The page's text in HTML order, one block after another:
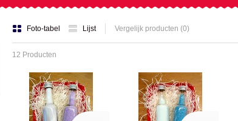
Foto-tabel Lijst Vergelijk producten (0)
12 Producten